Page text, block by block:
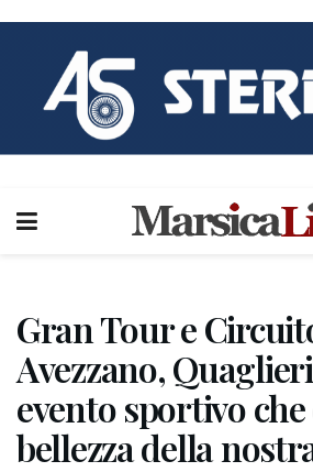
Gran Tour e
Avezzano,
evento sportivo
bellezza della